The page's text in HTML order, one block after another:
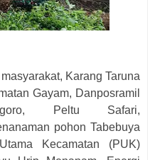
Karang Taruna
Gayam, Danposramil
Peltu Safari,
pohon Tabebuya
Kecamatan (PUK)